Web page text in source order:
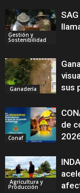
Gestión y
Sostenibilidad
Ganadería
sus
Conaf
de
Agricultura y
Producción